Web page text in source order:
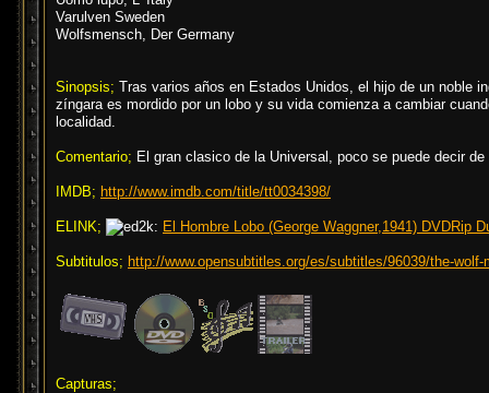
Varulven Sweden
Wolfsmensch, Der Germany
Sinopsis; Tras varios años en Estados Unidos, el hijo de un noble
zíngara es mordido por un lobo y su vida comienza a cambiar
localidad.
Comentario; El gran clasico de la Universal, poco se puede decir
IMDB; http://www.imdb.com/title/tt0034398/
ELINK; El Hombre Lobo (George Waggner,1941) DVDRip
Subtitulos; http://www.opensubtitles.org/es/subtitles/96039/the-wolf-
Capturas;